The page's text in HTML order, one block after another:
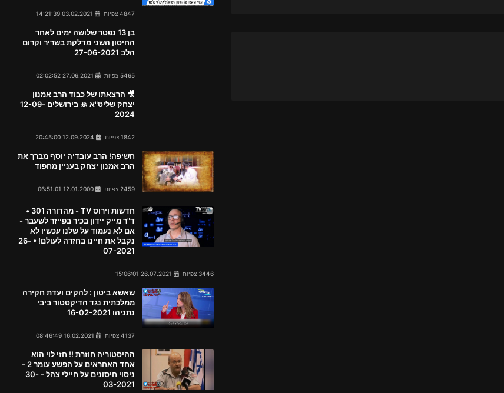
4847 צפיות
בן 13 נפטר שלושה ימים לאחר
החיסון השני מדלקת בשריר וקרום
הלב 27-06-2021
5465 צפיות
🎥 הרצאתו של כבוד הרב אמנון
יצחק שליט"א 🚸 בירושלים 12-09-
2024
1842 צפיות
חשיפה! הרב עובדיה יוסף מברך את
הרב אמנון יצחק בעניין מחפוד
2459 צפיות
חדשות וירוס TV - מהדורה 301 •
ד"ר מייק יידון בכיר בפייזר לשעבר -
אם לא נעמוד על שלנו עכשיו לא
נקבל את חיינו בחזרה לעולם! • 26-
07-2021
3446 צפיות
שאשא ביטון : להקים ועדת חקירה
ממלכתית נגד הדיקטטור ביבי
נתניהו 16-02-2021
4137 צפיות
ההיסטוריה חוזרת !! חזי לוי הוא
אחד האחראים על הפשע עומר 2 -
ניסוי חיסונים על חיילי צהל - 30-
03-2021